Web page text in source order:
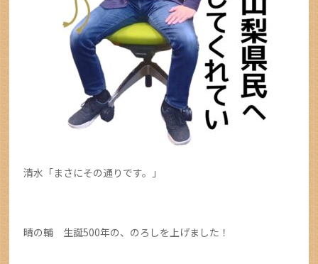
清水「まさにその通りです。」
晴の輔 生誕500年の、のろしを上げました！